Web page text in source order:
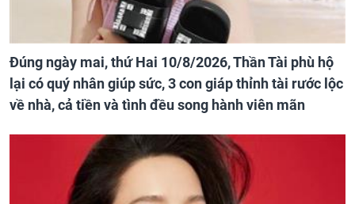
Đúng ngày mai, thứ Hai 10/8/2026, Thần Tài phù hộ
lại có quý nhân giúp sức, 3 con giáp thỉnh tài rước lộc
về nhà, cả tiền và tình đều song hành viên mãn